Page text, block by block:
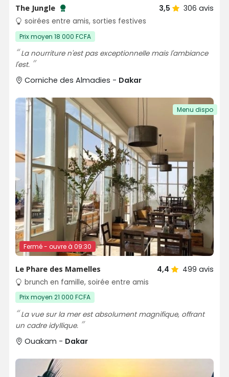
The Jungle
Testé et approuvé par SénéGuide
3,5 306 avis
soirées entre amis, sorties festives
Prix moyen 18 000 FCFA
La nourriture n'est pas exceptionnelle mais l'ambiance
l'est.
Corniche des Almadies - Dakar
Fermé - ouvre à 09:30
Menu dispo
Le Phare des Mamelles 4,4 499 avis
brunch en famille, soirée entre amis
Prix moyen 21 000 FCFA
La vue sur la mer est absolument magnifique, offrant
un cadre idyllique.
Ouakam - Dakar